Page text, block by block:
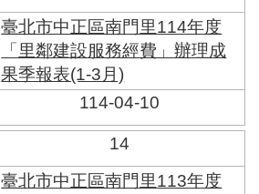
臺北市中正區南門里114年度
「里鄰建設服務經費」辦理成
果季報表(1-3月)
114-04-10
14
臺北市中正區南門里113年度